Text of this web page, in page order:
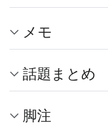
メモ
話題まとめ
脚注